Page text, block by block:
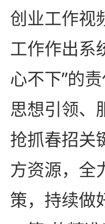
创业工作视
工作作出系
心不下”的
思想引领、
抢抓春招关
方资源，全
策，持续做